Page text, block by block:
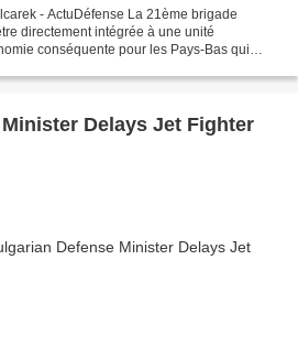
- ActuDéfense La 21ème brigade
directement intégrée à une unité
conséquente pour les Pays-Bas qui
Delays Jet Fighter